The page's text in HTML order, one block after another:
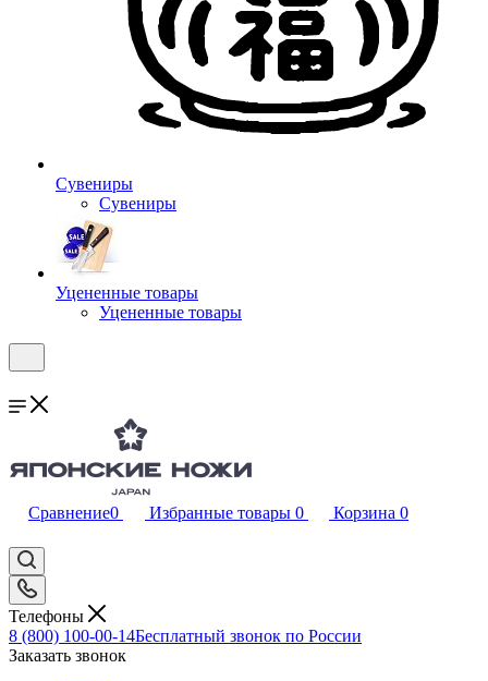
Сувениры
Сувениры
Уцененные товары
Уцененные товары
Сравнение0 Избранные товары 0 Корзина 0
Телефоны
8 (800) 100-00-14Бесплатный звонок по России
Заказать звонок